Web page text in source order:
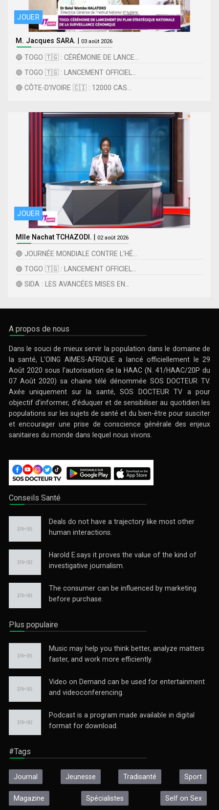
JOUER
M. Jacques SARA. | 03 août 2026
🔵 TOGO 🇹🇬 : CÉRÉMONIE DE LANCE...
🟢 TOGO 🇹🇬 : LANCEMENT OFFICIEL...
🔴 CÔTE-D’IVOIRE 🇨🇮 : 12000 CAS...
JOUER
Mlle Nachat TCHAZODI. | 02 août 2026
🔵 JOURNÉE MONDIALE CONTRE L’HÉ...
🟢 TOGO 🇹🇬 : LANCEMENT OFFICIEL...
🔴 SIDA : LES AVANCÉES MISES EN...
A propos de nous
Dans le souci de mieux servir la population dans le domaine de
la santé, L’OING AIMES-AFRIQUE a lancé officiellement le 29
Août 2020 sous l’autorisation de la HAAC (N. 41/HAAC/20P du
07 Août 2020) sa chaine télé dénommée SOS DOCTEUR TV.
Axée uniquement sur la santé, SOS DOCTEUR TV a pour
objectif d’informer, d’éduquer et de sensibiliser au quotidien les
populations sur les sujets de santé et du bien-être pour susciter
et encourager une prise de conscience générale des enjeux
sanitaires du monde dans lequel nous vivons.
Conseils Santé
Deals do not have a trajectory like most other
human interactions.
Harold E.says it proves the value of the kind of
investigative journalism.
The consumer can be influenced by marketing
before purchase.
Plus populaire
Music may help you think better, analyze matters
faster, and work more efficiently.
Video on Demand can be used for entertainment
and videoconferencing.
Podcast is a program made available in digital
format for download.
#Tags
Journal Jeunesse Tradisanté Sport
Magazine Spécialistes Self on Sex